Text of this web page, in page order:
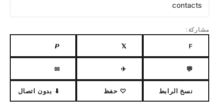
contacts
مشاركة:
F
𝕏
𝙋
💬
✈
✉
نسخ الرابط ♡ حفظ ⬇ بدون اتصال